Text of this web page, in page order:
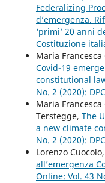
Federalizing
d’emergenza.
‘primi’ 20 anni
Costituzione
Maria
Covid-19
constitutional
No. 2 (2020):
Maria
Terstegge, The
a new climate
No. 2 (2020):
Lorenzo Cuocolo,
all’emergenza
Online: Vol. 43